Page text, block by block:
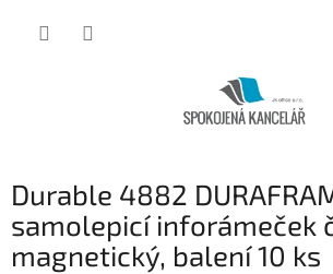
Durable 4882
samolepicí inforámeček
magnetický, balení 10 ks